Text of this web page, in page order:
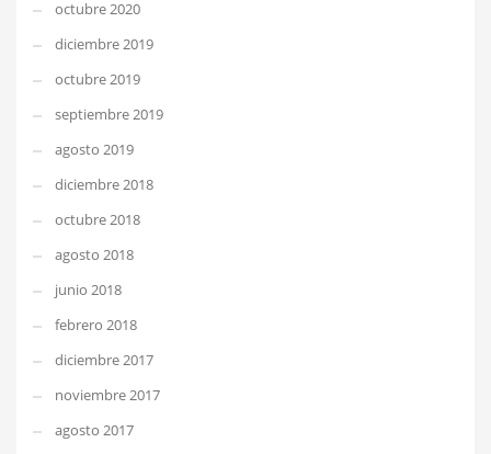
octubre 2020
diciembre 2019
octubre 2019
septiembre 2019
agosto 2019
diciembre 2018
octubre 2018
agosto 2018
junio 2018
febrero 2018
diciembre 2017
noviembre 2017
agosto 2017